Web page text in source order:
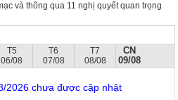
và thông qua 11 nghị quyết quan trọng
T5
06/08
T6
07/08
T7
08/08
CN
09/08
2026 chưa được cập nhật